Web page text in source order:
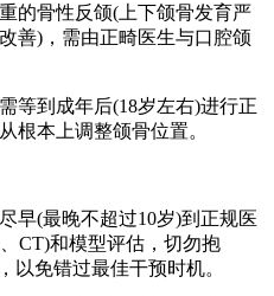
骨性反颌(上下颌骨发育严
善)，需由正畸医生与口腔颌
到成年后(18岁左右)进行正
根本上调整颌骨位置。
(最晚不超过10岁)到正规医
CT)和模型评估，切勿抱
以免错过最佳干预时机。